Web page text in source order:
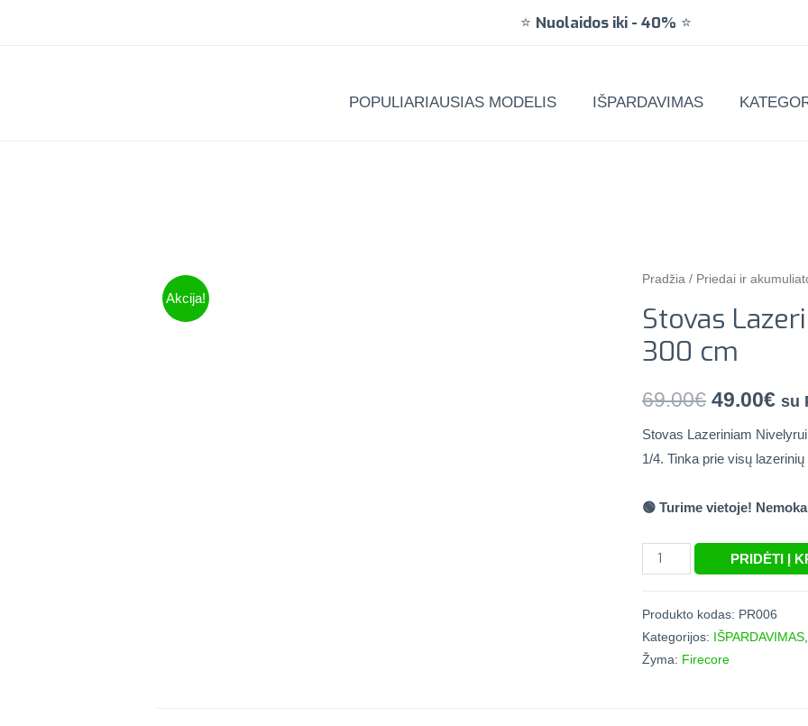
⭐ Nuolaidos iki - 40% ⭐
POPULIARIAUSIAS MODELIS IŠPARDAVIMAS
Akcija!
Pradžia / Priedai ir
Stovas
300 cm
69.00€ 49.00€ su
Stovas Lazeriniam
1/4. Tinka prie visų
🟢 Turime vietoje!
PRIDĖTI Į
Produkto kodas: PR006
Kategorijos: IŠPARDAVIMAS,
Žyma: Firecore